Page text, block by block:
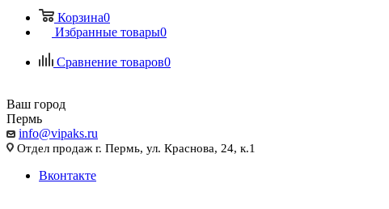
Корзина0
Избранные товары0
Сравнение товаров0
Ваш город
Пермь
info@vipaks.ru
Отдел продаж г. Пермь, ул. Краснова, 24, к.1
Вконтакте